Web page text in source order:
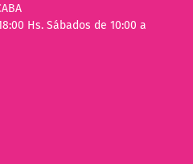
Hs. Sábados de 10:00 a